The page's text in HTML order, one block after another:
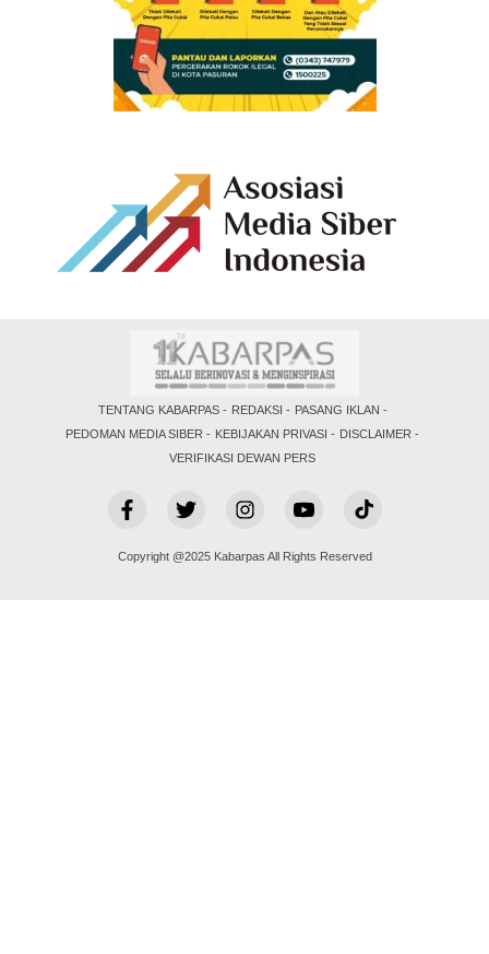
TENTANG KABARPAS REDAKSI
PASANG IKLAN
PEDOMAN MEDIA SIBER
KEBIJAKAN PRIVASI
DISCLAIMER
VERIFIKASI DEWAN PERS
Copyright @2025 Kabarpas All Rights Reserved